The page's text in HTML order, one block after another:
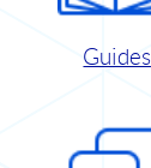
Guides